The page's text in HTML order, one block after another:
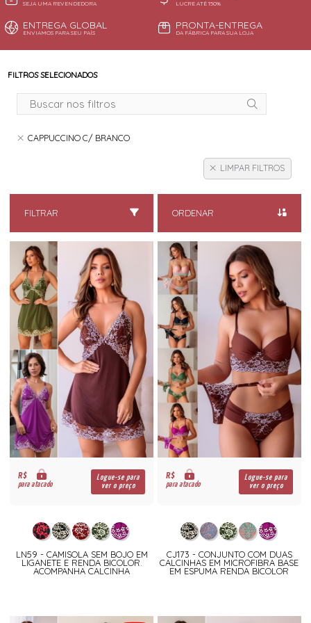
SEJA UMA REVENDEDORA LUCRE ATÉ 150%
ENTREGA GLOBAL
ENVIAMOS PARA SEU PAÍS
PRONTA-ENTREGA
DA FÁBRICA PARA SUA LOJA
FILTROS SELECIONADOS
CAPPUCCINO C/ BRANCO
LIMPAR FILTROS
FILTRAR ORDENAR
R$
para atacado
Logue-se para
ver o preço
LN59 - CAMISOLA SEM BOJO EM
LIGANETE E RENDA BICOLOR.
ACOMPANHA CALCINHA
R$
para atacado
Logue-se para
ver o preço
CJ173 - CONJUNTO COM DUAS
CALCINHAS EM MICROFIBRA BASE
EM ESPUMA RENDA BICOLOR